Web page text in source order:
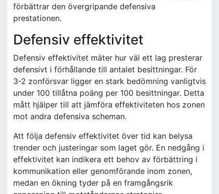
förbättrar den övergripande defensiva
prestationen.
Defensiv effektivitet
Defensiv effektivitet mäter hur väl ett lag presterar
defensivt i förhållande till antalet besittningar. För
3-2 zonförsvar ligger en stark bedömning vanligtvis
under 100 tillåtna poäng per 100 besittningar. Detta
mått hjälper till att jämföra effektiviteten hos zonen
mot andra defensiva scheman.
Att följa defensiv effektivitet över tid kan belysa
trender och justeringar som laget gör. En nedgång i
effektivitet kan indikera ett behov av förbättring i
kommunikation eller genomförande inom zonen,
medan en ökning tyder på en framgångsrik